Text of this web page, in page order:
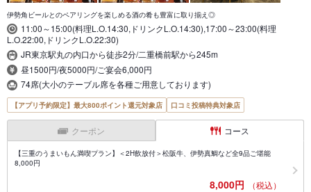
伊勢角ビールとのペアリングを楽しめる酒の肴も豊富に取り揃え◎
11:00～15:00(料理L.O.14:30,ドリンクL.O.14:30),17:00～23:00(料理
L.O.22:00,ドリンクL.O.22:30)
JR東京駅丸の内口から徒歩2分/二重橋前駅から245m
昼1500円/夜5000円/ご宴会6,000円
74席(大小のテーブル席を各種ご用意しております)
【アプリ予約限定】最大800ポイント還元対象店 口コミ投稿特典対象店
クーポン コース
【三重のうまいもん満喫プラン】＜2H飲放付＞松阪牛、伊勢真鯛など全9品ご堪能
8,000円
8,000円 （税込）